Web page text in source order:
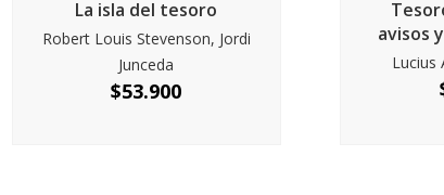
La isla del tesoro
Robert Louis Stevenson, Jordi
Junceda
$53.900
avisos
Lucius